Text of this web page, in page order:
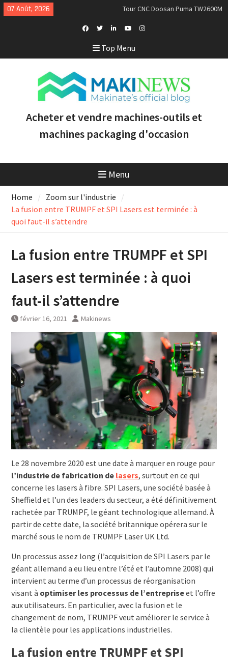
Skip
to
07 Août, 2026
Tour CNC Doosan Puma TW2600M
Nous achetons des tours Mazak
contrôle Smooth et de la
CNC idéal pour augmenter la
productivité et la rentabilité
Facebook
TwitterLinkedin
Profile
Youtube
Top Menu
Acheter et vendre machines-outils et
machines packaging d'occasion
Menu
Home
Zoom sur l'industrie
La fusion entre TRUMPF et SPI Lasers est terminée : à
quoi faut-il s’attendre
La fusion entre TRUMPF et SPI
Lasers est terminée : à quoi
faut-il s’attendre
février 16, 2021 Makinews
Le 28 novembre 2020 est une date à marquer en rouge pour
l’industrie de fabrication de lasers, surtout en ce qui
concerne les lasers à fibre. SPI Lasers, une société basée à
Sheffield et l’un des leaders du secteur, a été définitivement
rachetée par TRUMPF, le géant technologique allemand. À
partir de cette date, la société britannique opérera sur le
marché sous le nom de TRUMPF Laser UK Ltd.
Un processus assez long (l’acquisition de SPI Lasers par le
géant allemand a eu lieu entre l’été et l’automne 2008) qui
intervient au terme d’un processus de réorganisation
visant à optimiser les processus de l’entrepriseet l’offre
aux utilisateurs. En particulier, avec la fusion et le
changement de nom, TRUMPF veut améliorer le service à
la clientèle pour les applications industrielles.
La fusion entre TRUMPF et SPI